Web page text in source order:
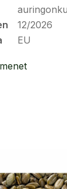
12/2026
EU